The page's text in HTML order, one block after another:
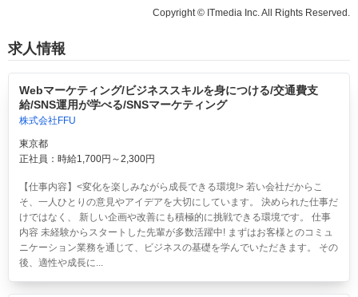
Copyright © ITmedia Inc. All Rights Reserved.
求人情報
Webマーケティング/ビジネススキルを身につける/交通費支
給/SNS運用が学べる/SNSマーケティング
株式会社FFU
東京都
正社員：時給1,700円～2,300円
【仕事内容】<変化を楽しみながら成長できる環境!> 若い会社だからこ
そ、一人ひとりの意見やアイデアを大切にしています。 決められた仕事だ
けではなく、 新しい企画や改善にも積極的に挑戦できる環境です。 仕事
内容 未経験からスタートした先輩が多数活躍中! まずはお客様とのコミュ
ニケーション業務を通じて、ビジネスの基礎を学んでいただきます。 その
後、適性や成長に...